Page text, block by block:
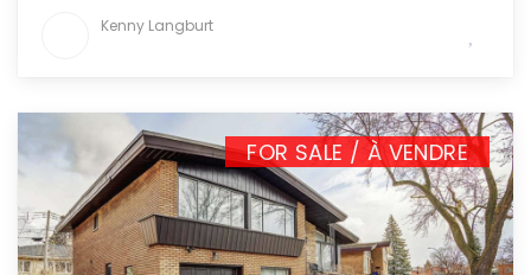
Kenny Langburt
FOR SALE / À VENDRE